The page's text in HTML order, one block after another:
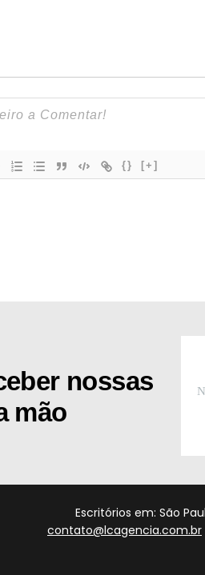
{} [+]
nossas
mão
Escritórios em: São
contato@lcagencia.com.br